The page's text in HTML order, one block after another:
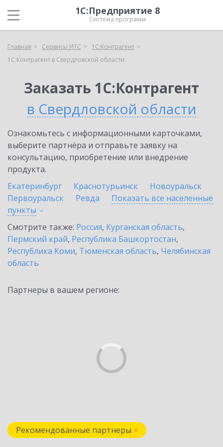
1С:Предприятие 8
Система программ
Главная Сервисы ИТС
1С:Контрагент
1С:Контрагент в Свердловской области
Заказать 1С:Контрагент
в Свердловской области
Ознакомьтесь с информационными карточками,
выберите партнёра и отправьте заявку на
консультацию, приобретение или внедрение
продукта.
Екатеринбург
Краснотурьинск
Новоуральск
Первоуральск
Ревда
Показать все населенные
пункты
Смотрите также: Россия, Курганская область,
Пермский край, Республика Башкортостан,
Республика Коми, Тюменская область, Челябинская
область
Партнеры в вашем регионе:
Рекомендованные партнеры